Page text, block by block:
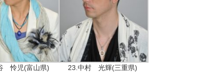
怜児(富山県) 23.中村 光輝(三重県)